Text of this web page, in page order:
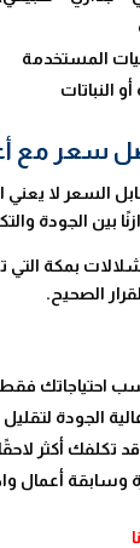
المستخدمة
النباتات
سعر مع
السعر لا يعني
بين الجودة
بمكة التي
الصحيح.
احتياجاتك فقط
الجودة لتقليل
تكلفك أكثر لاحقًا
وسابقة أعمال